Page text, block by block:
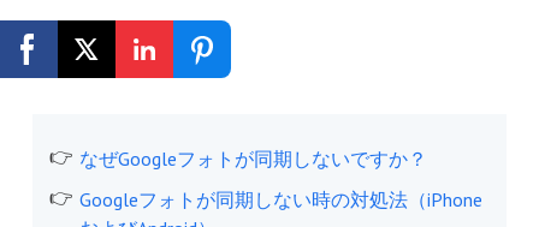
無料登録
なぜGoogleフォトが同期しないですか？
Googleフォトが同期しない時の対処法（iPhone